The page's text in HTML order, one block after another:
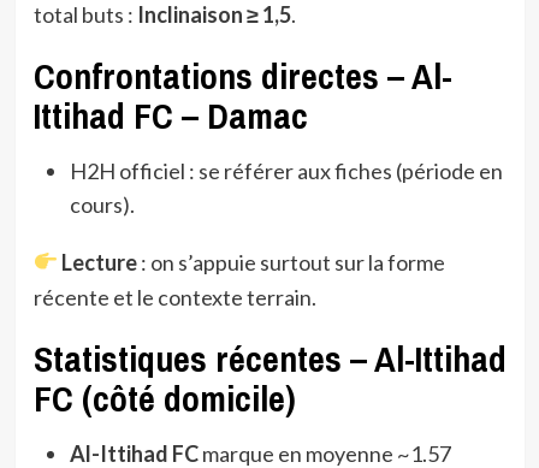
total buts : Inclinaison ≥ 1,5.
Confrontations directes – Al-
Ittihad FC – Damac
H2H officiel : se référer aux fiches (période en
cours).
Lecture: on s’appuie surtout sur la forme
récente et le contexte terrain.
Statistiques récentes – Al-Ittihad
FC (côté domicile)
Al-Ittihad FCmarque en moyenne ~1.57